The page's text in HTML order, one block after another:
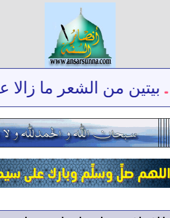
من الشعر ما زالا